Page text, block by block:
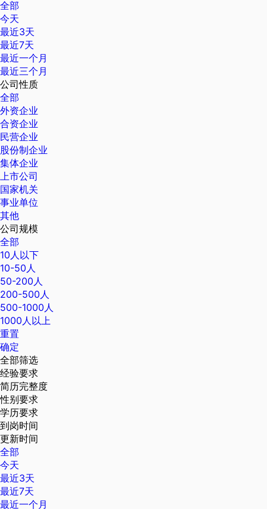
全部
今天
最近3天
最近7天
最近一个月
最近三个月
公司性质
全部
外资企业
合资企业
民营企业
股份制企业
集体企业
上市公司
国家机关
事业单位
其他
公司规模
全部
10人以下
10-50人
50-200人
200-500人
500-1000人
1000人以上
重置
确定
全部筛选
经验要求
简历完整度
性别要求
学历要求
到岗时间
更新时间
全部
今天
最近3天
最近7天
最近一个月